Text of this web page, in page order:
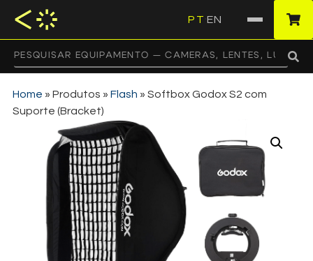
PT EN
Home » Produtos » Flash » Softbox Godox S2 com
Suporte (Bracket)